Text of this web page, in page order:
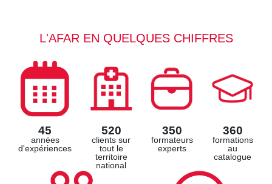
L'AFAR EN QUELQUES CHIFFRES
45
années
d'expériences
520
clients sur
tout le
territoire
national
350
formateurs
experts
360
formations
au
catalogue